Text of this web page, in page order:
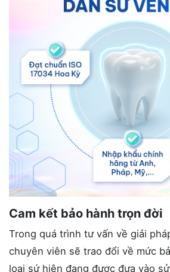
Cam kết bảo hành trọn đời
Trong quá trình tư vấn về giải
chuyên viên sẽ trao đổi về mức
loại sứ hiện đang được đưa vào